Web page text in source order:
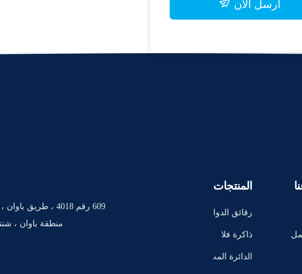
أرسل الآن
منطقة باوان ،
المنتجات
رقائق الدوا
ئر المتكام
ذاكرة فلا
ش IC رقاق
الدائرة المت